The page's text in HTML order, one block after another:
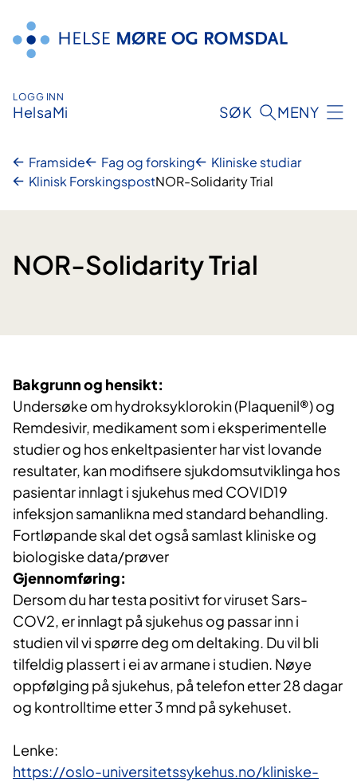
innhald
LOGG INN
HelsaMi SØK MENY
Framside Fag og forsking
Kliniske studiar
Klinisk ForskingspostNOR-Solidarity Trial
NOR-Solidarity Trial
Bakgrunn og hensikt:
Undersøke om hydroksyklorokin (Plaquenil®) og
Remdesivir, medikament som i eksperimentelle
studier og hos enkeltpasienter har vist lovande
resultater, kan modifisere sjukdomsutviklinga hos
pasientar innlagt i sjukehus med COVID19
infeksjon samanlikna med standard behandling.
Fortløpande skal det også samlast kliniske og
biologiske data/prøver
Gjennomføring:
Dersom du har testa positivt for viruset Sars-
COV2, er innlagt på sjukehus og passar inn i
studien vil vi spørre deg om deltaking. Du vil bli
tilfeldig plassert i ei av armane i studien. Nøye
oppfølging på sjukehus, på telefon etter 28 dagar
og kontrolltime etter 3 mnd på sykehuset.
Lenke:
https://oslo-universitetssykehus.no/kliniske-